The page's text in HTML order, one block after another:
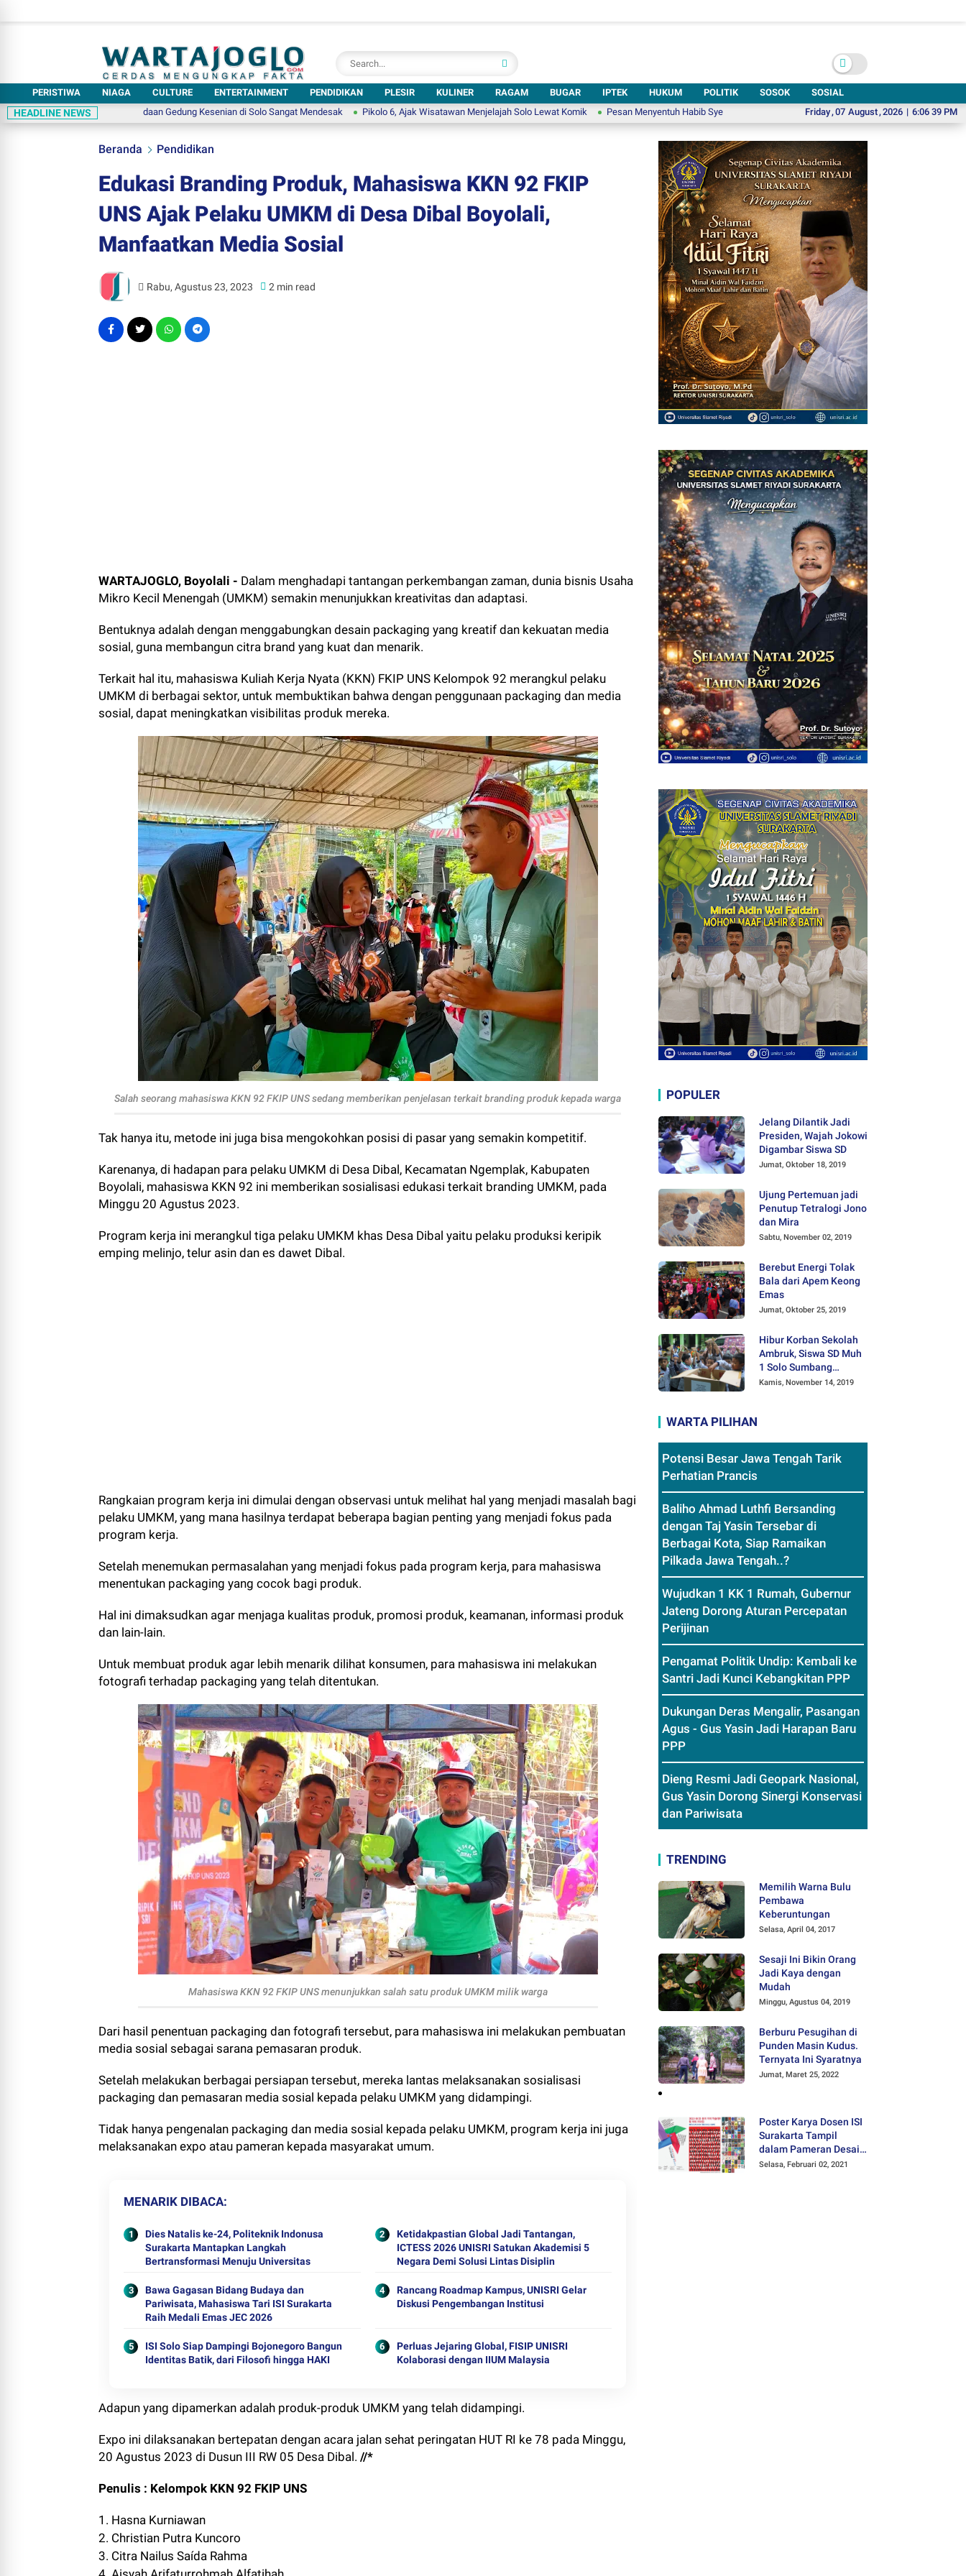
PERISTIWA NIAGA CULTURE ENTERTAINMENT PENDIDIKAN PLESIR KULINER RAGAM BUGAR IPTEK HUKUM POLITIK SOSOK
SOSIAL
Friday,07 August,2026 | 6:06 40 PM
HEADLINE NEWS
DPPSBI: Keberadaan Gedung Kesenian di Solo Sangat Mendesak Pikolo 6, Ajak Wisatawan Menjelajah Solo Lewat Komik Pesan Menyentuh Habib Syech di UNSA Bershalawat: Bersihkan Hati untuk Membangun Negeri
Beranda Pendidikan
Edukasi Branding Produk, Mahasiswa KKN 92 FKIP
UNS Ajak Pelaku UMKM di Desa Dibal Boyolali,
Manfaatkan Media Sosial
Rabu, Agustus 23, 2023 2 min read
WARTAJOGLO, Boyolali - Dalam menghadapi tantangan perkembangan zaman, dunia bisnis Usaha
Mikro Kecil Menengah (UMKM) semakin menunjukkan kreativitas dan adaptasi.
Bentuknya adalah dengan menggabungkan desain packaging yang kreatif dan kekuatan media
sosial, guna membangun citra brand yang kuat dan menarik.
Terkait hal itu, mahasiswa Kuliah Kerja Nyata (KKN) FKIP UNS Kelompok 92 merangkul pelaku
UMKM di berbagai sektor, untuk membuktikan bahwa dengan penggunaan packaging dan media
sosial, dapat meningkatkan visibilitas produk mereka.
Salah seorang mahasiswa KKN 92 FKIP UNS sedang memberikan penjelasan terkait branding produk kepada warga
Tak hanya itu, metode ini juga bisa mengokohkan posisi di pasar yang semakin kompetitif.
Karenanya, di hadapan para pelaku UMKM di Desa Dibal, Kecamatan Ngemplak, Kabupaten
Boyolali, mahasiswa KKN 92 ini memberikan sosialisasi edukasi terkait branding UMKM, pada
Minggu 20 Agustus 2023.
Program kerja ini merangkul tiga pelaku UMKM khas Desa Dibal yaitu pelaku produksi keripik
emping melinjo, telur asin dan es dawet Dibal.
Rangkaian program kerja ini dimulai dengan observasi untuk melihat hal yang menjadi masalah bagi
pelaku UMKM, yang mana hasilnya terdapat beberapa bagian penting yang menjadi fokus pada
program kerja.
Setelah menemukan permasalahan yang menjadi fokus pada program kerja, para mahasiswa
menentukan packaging yang cocok bagi produk.
Hal ini dimaksudkan agar menjaga kualitas produk, promosi produk, keamanan, informasi produk
dan lain-lain.
Untuk membuat produk agar lebih menarik dilihat konsumen, para mahasiswa ini melakukan
fotografi terhadap packaging yang telah ditentukan.
Mahasiswa KKN 92 FKIP UNS menunjukkan salah satu produk UMKM milik warga
Dari hasil penentuan packaging dan fotografi tersebut, para mahasiswa ini melakukan pembuatan
media sosial sebagai sarana pemasaran produk.
Setelah melakukan berbagai persiapan tersebut, mereka lantas melaksanakan sosialisasi
packaging dan pemasaran media sosial kepada pelaku UMKM yang didampingi.
Tidak hanya pengenalan packaging dan media sosial kepada pelaku UMKM, program kerja ini juga
melaksanakan expo atau pameran kepada masyarakat umum.
MENARIK DIBACA
Dies Natalis ke-24, Politeknik Indonusa
Surakarta Mantapkan Langkah
Bertransformasi Menuju Universitas
Ketidakpastian Global Jadi Tantangan,
ICTESS 2026 UNISRI Satukan Akademisi 5
Negara Demi Solusi Lintas Disiplin
Bawa Gagasan Bidang Budaya dan
Pariwisata, Mahasiswa Tari ISI Surakarta
Raih Medali Emas JEC 2026
Rancang Roadmap Kampus, UNISRI Gelar
Diskusi Pengembangan Institusi
ISI Solo Siap Dampingi Bojonegoro Bangun
Identitas Batik, dari Filosofi hingga HAKI
Perluas Jejaring Global, FISIP UNISRI
Kolaborasi dengan IIUM Malaysia
Adapun yang dipamerkan adalah produk-produk UMKM yang telah didampingi.
Expo ini dilaksanakan bertepatan dengan acara jalan sehat peringatan HUT RI ke 78 pada Minggu,
20 Agustus 2023 di Dusun III RW 05 Desa Dibal. //*
Penulis : Kelompok KKN 92 FKIP UNS
1. Hasna Kurniawan
2. Christian Putra Kuncoro
3. Citra Nailus Saída Rahma
POPULER
Jelang Dilantik Jadi
Presiden, Wajah Jokowi
Digambar Siswa SD
Jumat, Oktober 18, 2019
Ujung Pertemuan jadi
Penutup Tetralogi Jono
dan Mira
Sabtu, November 02, 2019
Berebut Energi Tolak
Bala dari Apem Keong
Emas
Jumat, Oktober 25, 2019
Hibur Korban Sekolah
Ambruk, Siswa SD Muh
1 Solo Sumbang
Mainan Othok-othok
Kamis, November 14, 2019
WARTA PILIHAN
Potensi Besar Jawa Tengah Tarik
Perhatian Prancis
Baliho Ahmad Luthfi Bersanding
dengan Taj Yasin Tersebar di
Berbagai Kota, Siap Ramaikan
Pilkada Jawa Tengah..?
Wujudkan 1 KK 1 Rumah, Gubernur
Jateng Dorong Aturan Percepatan
Perijinan
Pengamat Politik Undip: Kembali ke
Santri Jadi Kunci Kebangkitan PPP
Dukungan Deras Mengalir, Pasangan
Agus - Gus Yasin Jadi Harapan Baru
PPP
Dieng Resmi Jadi Geopark Nasional,
Gus Yasin Dorong Sinergi Konservasi
dan Pariwisata
TRENDING
Memilih Warna Bulu
Pembawa
Keberuntungan
Selasa, April 04, 2017
Sesaji Ini Bikin Orang
Jadi Kaya dengan
Mudah
Minggu, Agustus 04, 2019
Berburu Pesugihan di
Punden Masin Kudus.
Ternyata Ini Syaratnya
Jumat, Maret 25, 2022
Poster Karya Dosen ISI
Surakarta Tampil
dalam Pameran Desain
Poster Internasional
Selasa, Februari 02, 2021